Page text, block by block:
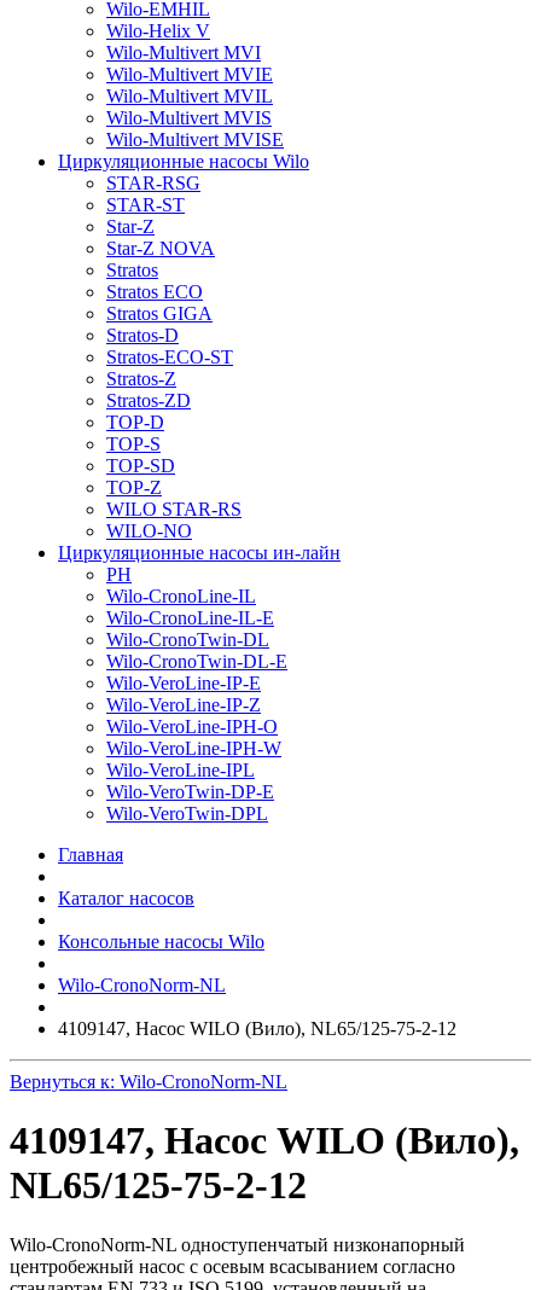
Wilo-EMHIL
Wilo-Helix V
Wilo-Multivert MVI
Wilo-Multivert MVIE
Wilo-Multivert MVIL
Wilo-Multivert MVIS
Wilo-Multivert MVISE
Циркуляционные насосы Wilo
STAR-RSG
STAR-ST
Star-Z
Star-Z NOVA
Stratos
Stratos ECO
Stratos GIGA
Stratos-D
Stratos-ECO-ST
Stratos-Z
Stratos-ZD
TOP-D
TOP-S
TOP-SD
TOP-Z
WILO STAR-RS
WILO-NO
Циркуляционные насосы ин-лайн
PH
Wilo-CronoLine-IL
Wilo-CronoLine-IL-E
Wilo-CronoTwin-DL
Wilo-CronoTwin-DL-E
Wilo-VeroLine-IP-E
Wilo-VeroLine-IP-Z
Wilo-VeroLine-IPH-O
Wilo-VeroLine-IPH-W
Wilo-VeroLine-IPL
Wilo-VeroTwin-DP-E
Wilo-VeroTwin-DPL
Главная
Каталог насосов
Консольные насосы Wilo
Wilo-CronoNorm-NL
4109147, Насос WILO (Вило), NL65/125-75-2-12
Вернуться к: Wilo-CronoNorm-NL
4109147, Насос WILO (Вило),
NL65/125-75-2-12
Wilo-CronoNorm-NL одноступенчатый низконапорный
центробежный насос с осевым всасыванием согласно